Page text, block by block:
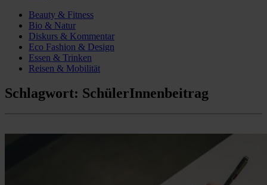
Beauty & Fitness
Bio & Natur
Diskurs & Kommentar
Eco Fashion & Design
Essen & Trinken
Reisen & Mobilität
Schlagwort: SchülerInnenbeitrag